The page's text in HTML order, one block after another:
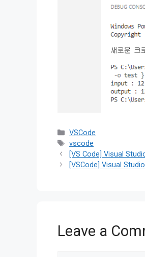
Categories
VSCode
Tags
vscode
[VS Code] Visual
[VSCode] Visual
Leave a